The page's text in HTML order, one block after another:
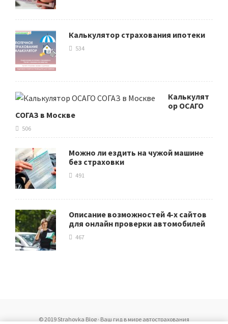
Калькулятор страхования ипотеки
534
Калькулят
ор ОСАГО
СОГАЗ в Москве
506
Можно ли ездить на чужой машине
без страховки
491
Описание возможностей 4-х сайтов
для онлайн проверки автомобилей
467
© 2019 Strahovka Blog · Ваш гид в мире автострахования